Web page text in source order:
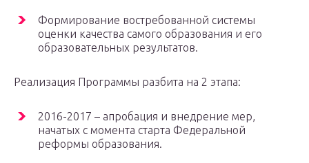
Формирование востребованной системы
оценки качества самого образования и его
образовательных результатов.
Реализация Программы разбита на 2 этапа:
2016-2017 – апробация и внедрение мер,
начатых с момента старта Федеральной
реформы образования.